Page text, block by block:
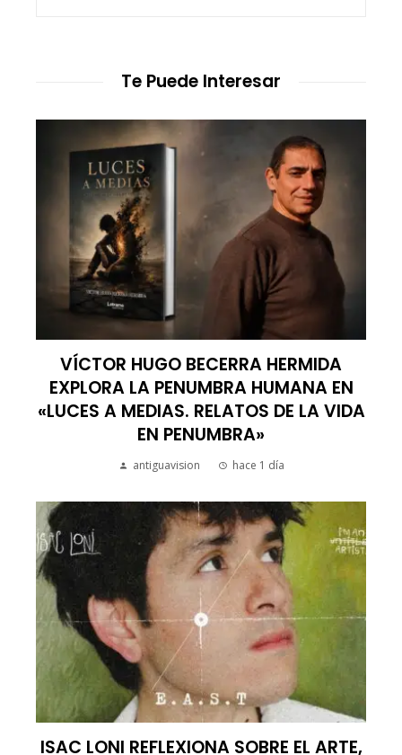
Te Puede Interesar
VÍCTOR HUGO BECERRA HERMIDA
EXPLORA LA PENUMBRA HUMANA EN
«LUCES A MEDIAS. RELATOS DE LA VIDA
EN PENUMBRA»
antiguavision hace 1 día
ISAC LONI REFLEXIONA SOBRE EL ARTE,